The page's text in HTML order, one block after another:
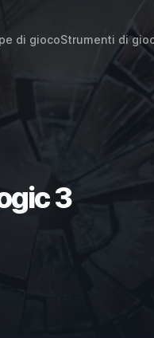
di giocoStrumenti di
3